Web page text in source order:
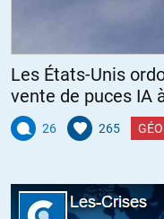
Les États-Unis
vente de puces IA
26 265